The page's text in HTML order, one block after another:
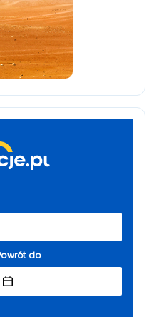
do